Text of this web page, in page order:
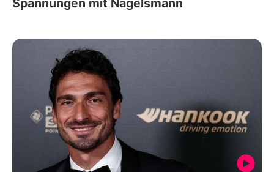
Spannungen mit Nagelsmann